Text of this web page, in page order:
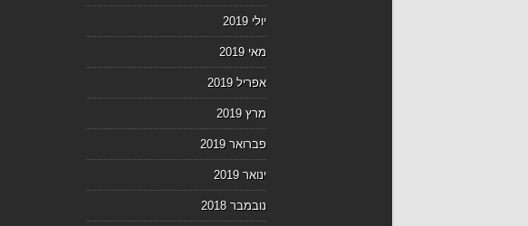
יולי 2019
מאי 2019
אפריל 2019
מרץ 2019
פברואר 2019
ינואר 2019
נובמבר 2018